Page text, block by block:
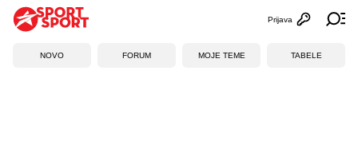
Otvori
Prijava
NOVO FORUM MOJE TEME TABELE